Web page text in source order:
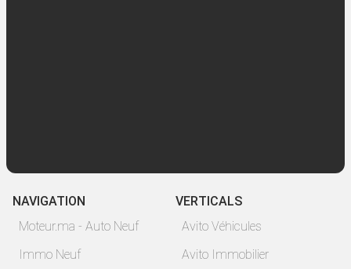
NAVIGATION
Moteur.ma - Auto Neuf
Immo Neuf
VERTICALS
Avito Véhicules
Avito Immobilier